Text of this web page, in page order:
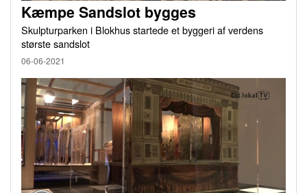
Kæmpe Sandslot bygges
Skulpturparken i Blokhus startede et byggeri af verdens
største sandslot
06-06-2021